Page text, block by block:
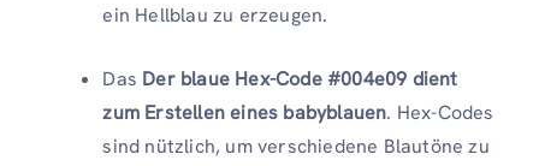
ein Hellblau zu erzeugen.
Das Der blaue Hex-Code #004e09 dient
zum Erstellen eines babyblauen. Hex-Codes
sind nützlich, um verschiedene Blautöne zu